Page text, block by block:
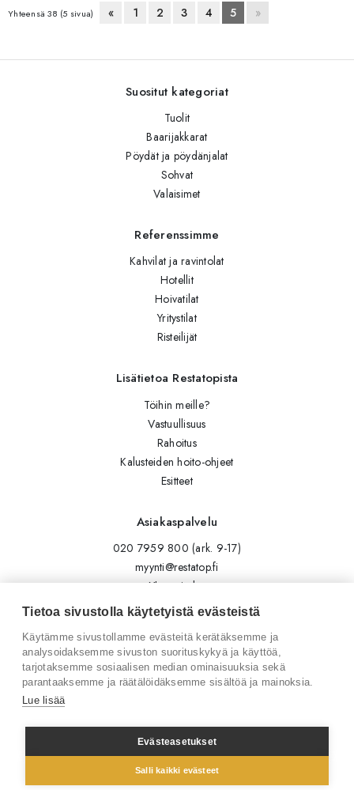
Yhteensä 38 (5 sivua) « 1 2 3 4 5 »
Suositut kategoriat
Tuolit
Baarijakkarat
Pöydät ja pöydänjalat
Sohvat
Valaisimet
Referenssimme
Kahvilat ja ravintolat
Hotellit
Hoivatilat
Yritystilat
Risteilijät
Lisätietoa Restatopista
Töihin meille?
Vastuullisuus
Rahoitus
Kalusteiden hoito-ohjeet
Esitteet
Asiakaspalvelu
020 7959 800 (ark. 9-17)
myynti@restatop.fi
Yhteystiedot
Lähetä viesti
Seuraa meitä
Tilaa uutiskirje
Facebook
© 2026 Restatop Oy
Tietoa sivustolla käytetyistä evästeistä
Käytämme sivustollamme evästeitä kerätäksemme ja
analysoidaksemme sivuston suorituskykyä ja käyttöä,
tarjotaksemme sosiaalisen median ominaisuuksia sekä
parantaaksemme ja räätälöidäksemme sisältöä ja mainoksia.
Lue lisää
Evästeasetukset
Salli kaikki evästeet